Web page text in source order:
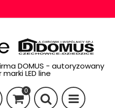
DOMUS - autoryzowany
LED line
0